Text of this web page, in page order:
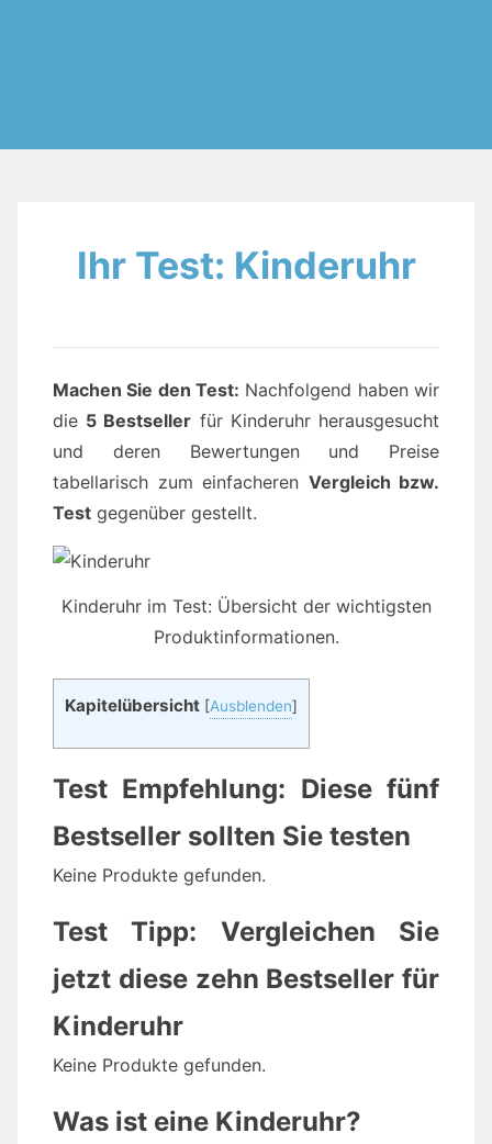
Ihr Test: Kinderuhr
Machen Sie den Test: Nachfolgend haben wir
die 5 Bestseller für Kinderuhr herausgesucht
und deren Bewertungen und Preise
tabellarisch zum einfacheren Vergleich bzw.
Test gegenüber gestellt.
Kinderuhr im Test: Übersicht der wichtigsten
Produktinformationen.
Kapitelübersicht [Ausblenden]
Test Empfehlung: Diese fünf
Bestseller sollten Sie testen
Keine Produkte gefunden.
Test Tipp: Vergleichen Sie
jetzt diese zehn Bestseller für
Kinderuhr
Keine Produkte gefunden.
Was ist eine Kinderuhr?